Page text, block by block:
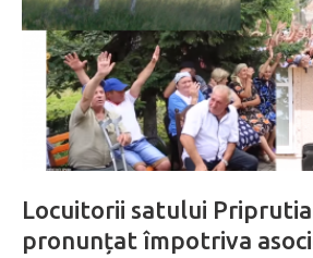
Locuitorii satului Priprutia
pronunțat împotriva